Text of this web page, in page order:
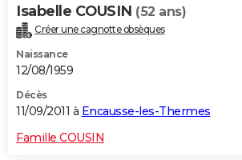
Isabelle COUSIN (52 ans)
Créer une cagnotte obsèques
Naissance
12/08/1959
Décès
11/09/2011 à Encausse-les-Thermes
Famille COUSIN